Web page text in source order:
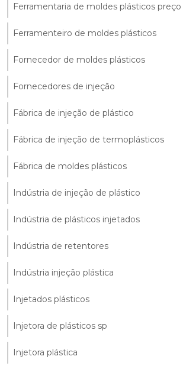
Ferramentaria de moldes plásticos preço
Ferramenteiro de moldes plásticos
Fornecedor de moldes plásticos
Fornecedores de injeção
Fábrica de injeção de plástico
Fábrica de injeção de termoplásticos
Fábrica de moldes plásticos
Indústria de injeção de plástico
Indústria de plásticos injetados
Indústria de retentores
Indústria injeção plástica
Injetados plásticos
Injetora de plásticos sp
Injetora plástica